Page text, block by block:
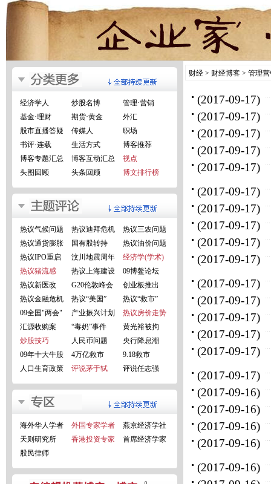
经济学人 炒股名博
管理·营销
基金·理财
期货·黄金
外汇
股市直播答疑
传媒人
职场
书评·连载
生活方式
博客推荐
博客专题汇总
博客互动汇总
视点
头图回顾
头条回顾 博文排行榜
热议气候问题 热议迪拜危机
热议三农问题
热议通货膨胀
国有股转持
热议油价问题
热议IPO重启
汶川地震周年
经济学(学术)
热议猪流感
热议上海建设
09博鳌论坛
热议新医改
G20伦敦峰会
创业板推出
热议金融危机
热议“美国”
热议“救市”
09全国"两会"
产业振兴计划
热议房价走势
汇源收购案
“毒奶”事件
黄光裕被拘
炒股技巧
人民币问题
央行降息潮
09年十大牛股
4万亿救市
9.18救市
人口生育政策
评说茅于轼 评说任志强
海外华人学者 外国专家学者
燕京经济学社
天则研究所
香港投资专家
首席经济学家
股民律师
财经 > 财经博客 > 管理
(2017-09-17)
(2017-09-17)
(2017-09-17)
(2017-09-17)
(2017-09-17)
(2017-09-17)
(2017-09-17)
(2017-09-17)
(2017-09-17)
(2017-09-17)
(2017-09-17)
(2017-09-17)
(2017-09-17)
(2017-09-17)
(2017-09-17)
(2017-09-17)
(2017-09-16)
(2017-09-16)
(2017-09-16)
(2017-09-16)
(2017-09-16)